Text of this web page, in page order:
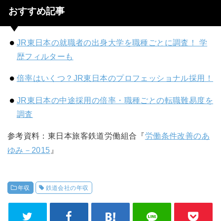
おすすめ記事
JR東日本の就職者の出身大学を職種ごとに調査！ 学
歴フィルターも
倍率はいくつ？JR東日本のプロフェッショナル採用！
JR東日本の中途採用の倍率・職種ごとの転職難易度を
調査
参考資料：東日本旅客鉄道労働組合『労働条件改善のあ
ゆみ－2015 』
年収 鉄道会社の年収